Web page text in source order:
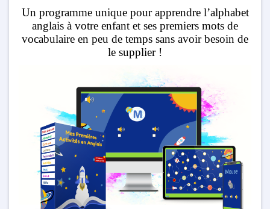
Un programme unique pour apprendre l’alphabet
anglais à votre enfant et ses premiers mots de
vocabulaire en peu de temps sans avoir besoin de
le supplier !